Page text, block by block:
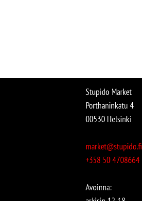
Stupido Market
Porthaninkatu 4
00530 Helsinki
market@stupido.fi
+358 50 4708664
Avoinna: